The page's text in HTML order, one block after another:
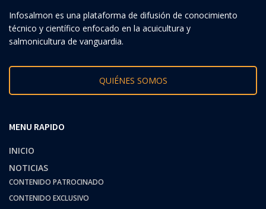
Infosalmon es una plataforma de difusión de conocimiento
técnico y científico enfocado en la acuicultura y
salmonicultura de vanguardia.
QUIÉNES SOMOS
MENU RAPIDO
INICIO
NOTICIAS
CONTENIDO PATROCINADO
CONTENIDO EXCLUSIVO